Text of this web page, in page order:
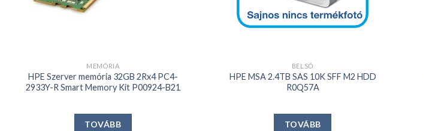
MEMÓRIA
HPE Szerver memória 32GB 2Rx4 PC4-
2933Y-R Smart Memory Kit P00924-B21
TOVÁBB
BELSŐ
HPE MSA 2.4TB SAS 10K SFF M2 HDD
R0Q57A
TOVÁBB